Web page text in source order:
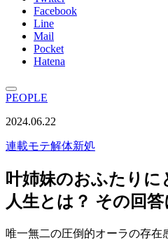
Facebook
Line
Mail
Pocket
Hatena
PEOPLE
2024.06.22
連載モテ解体新処
叶姉妹のおふたりに
人生とは？ その回
唯一無二の圧倒的オーラの存在